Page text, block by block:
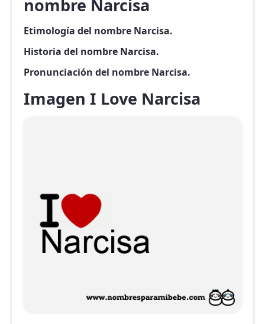
nombre Narcisa
Etimología del nombre Narcisa.
Historia del nombre Narcisa.
Pronunciación del nombre Narcisa.
Imagen I Love Narcisa